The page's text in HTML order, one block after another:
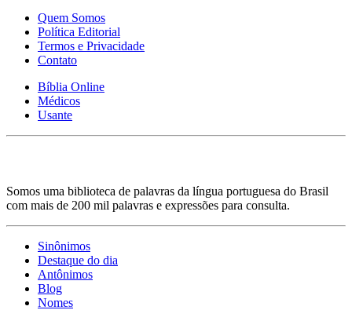
Quem Somos
Política Editorial
Termos e Privacidade
Contato
Bíblia Online
Médicos
Usante
Somos uma biblioteca de palavras da língua portuguesa do Brasil
com mais de 200 mil palavras e expressões para consulta.
Sinônimos
Destaque do dia
Antônimos
Blog
Nomes